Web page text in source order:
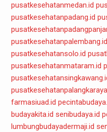
pusatkesehatanmedan.id
pusatkesehatanpadang.id
pusatkesehatanpalembang.id
pusatkesehatansolo.id
pusatkesehatanmataram.id
farmasiuad.id
budayakita.id senibudaya.id
lumbungbudayadermaji.id